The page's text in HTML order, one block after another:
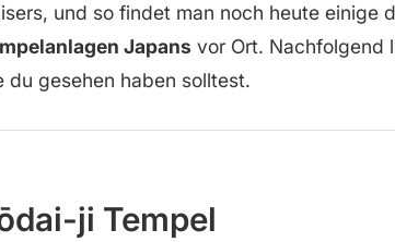
und so findet man noch heute einige
Japans vor Ort. Nachfolgend
du gesehen haben solltest.
-ji Tempel